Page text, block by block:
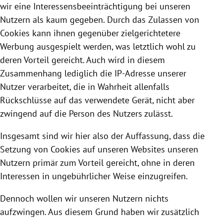
wir eine Interessensbeeinträchtigung bei unseren
Nutzern als kaum gegeben. Durch das Zulassen von
Cookies kann ihnen gegenüber zielgerichtetere
Werbung ausgespielt werden, was letztlich wohl zu
deren Vorteil gereicht. Auch wird in diesem
Zusammenhang lediglich die IP-Adresse unserer
Nutzer verarbeitet, die in Wahrheit allenfalls
Rückschlüsse auf das verwendete Gerät, nicht aber
zwingend auf die Person des Nutzers zulässt.
Insgesamt sind wir hier also der Auffassung, dass die
Setzung von Cookies auf unseren Websites unseren
Nutzern primär zum Vorteil gereicht, ohne in deren
Interessen in ungebührlicher Weise einzugreifen.
Dennoch wollen wir unseren Nutzern nichts
aufzwingen. Aus diesem Grund haben wir zusätzlich